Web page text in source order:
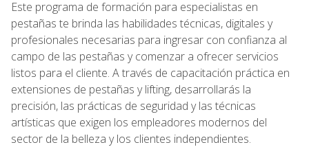
Este programa de formación para especialistas en
pestañas te brinda las habilidades técnicas, digitales y
profesionales necesarias para ingresar con confianza al
campo de las pestañas y comenzar a ofrecer servicios
listos para el cliente. A través de capacitación práctica en
extensiones de pestañas y lifting, desarrollarás la
precisión, las prácticas de seguridad y las técnicas
artísticas que exigen los empleadores modernos del
sector de la belleza y los clientes independientes.